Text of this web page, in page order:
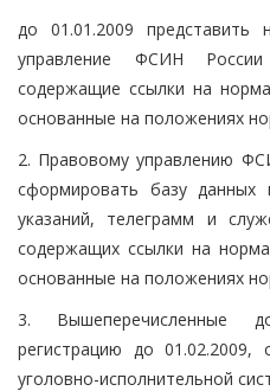
до 01.01.2009 представить
управление ФСИН
содержащие ссылки на
основанные на положениях
2. Правовому управлению
сформировать базу данных
указаний, телеграмм и
содержащих ссылки на
основанные на положениях
3. Вышеперечисленные
регистрацию до
уголовно-исполнительной